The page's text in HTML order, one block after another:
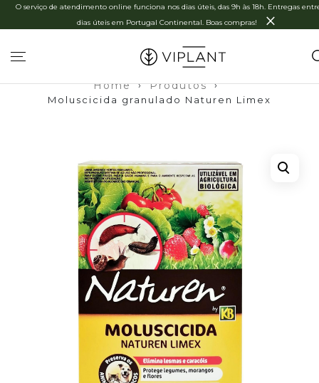
O serviço de atendimento online funciona nos dias úteis, das 9h às 18h. Entregas
dias úteis em Portugal Continental. Boas compras!
×
Home › Produtos
›
Moluscicida granulado Naturen Limex